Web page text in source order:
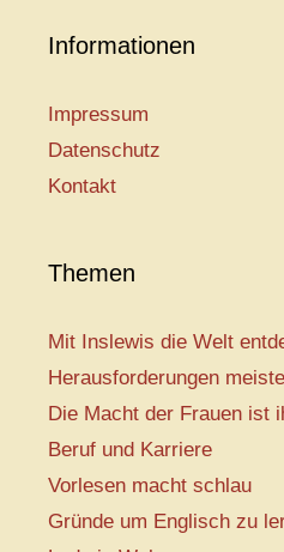
Informationen
Impressum
Datenschutz
Kontakt
Themen
Mit Inslewis die Welt
Herausforderungen
Die Macht der Frauen ist
Beruf und Karriere
Vorlesen macht schlau
Gründe um Englisch zu